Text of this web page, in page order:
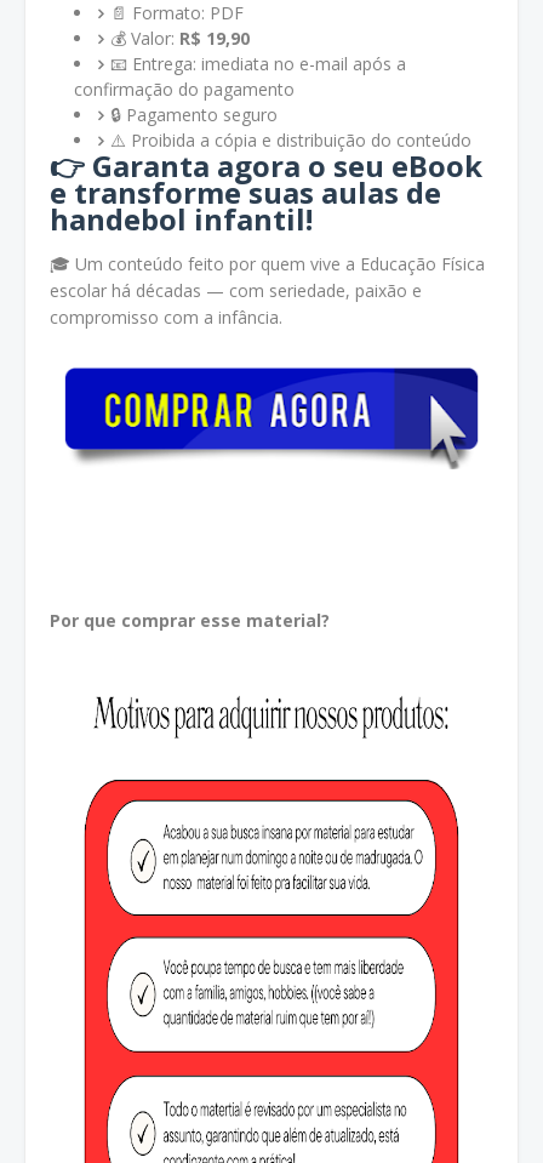
📄 Formato: PDF
💰 Valor: R$ 19,90
📧 Entrega: imediata no e-mail após a
confirmação do pagamento
🔒 Pagamento seguro
⚠️ Proibida a cópia e distribuição do conteúdo
👉 Garanta agora o seu eBook
e transforme suas aulas de
handebol infantil!
🎓 Um conteúdo feito por quem vive a Educação Física
escolar há décadas — com seriedade, paixão e
compromisso com a infância.
Por que comprar esse material?